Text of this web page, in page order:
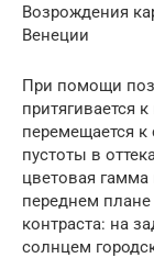
Возрождения
Венеции
При помощи
притягивается
перемещается
пустоты в
цветовая
переднем
контраста: на
солнцем